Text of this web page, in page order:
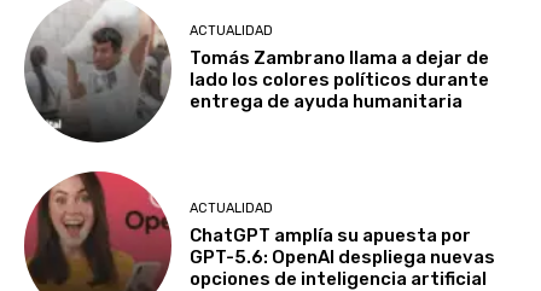
ACTUALIDAD
Tomás Zambrano llama a dejar de
lado los colores políticos durante
entrega de ayuda humanitaria
ACTUALIDAD
ChatGPT amplía su apuesta por
GPT-5.6: OpenAI despliega nuevas
opciones de inteligencia artificial